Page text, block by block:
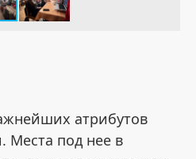
атрибутов
Места под нее в